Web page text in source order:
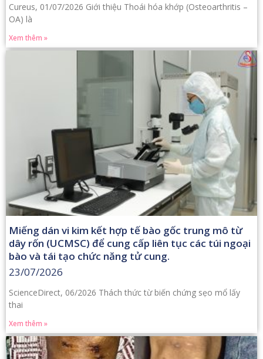
Cureus, 01/07/2026 Giới thiệu Thoái hóa khớp (Osteoarthritis –
OA) là
Xem thêm »
Miếng dán vi kim kết hợp tế bào gốc trung mô từ
dây rốn (UCMSC) để cung cấp liên tục các túi ngoại
bào và tái tạo chức năng tử cung.
23/07/2026
ScienceDirect, 06/2026 Thách thức từ biến chứng sẹo mổ lấy
thai
Xem thêm »